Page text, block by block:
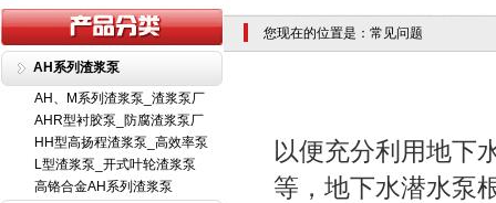
AH系列渣浆泵
AH、M系列渣浆泵_渣浆泵厂
AHR型衬胶泵_防腐渣浆泵厂
HH型高扬程渣浆泵_高效率泵
L型渣浆泵_开式叶轮渣浆泵
高铬合金AH系列渣浆泵
您现在的位置是：常见问题
以便充分利用地下
等，地下水潜水泵